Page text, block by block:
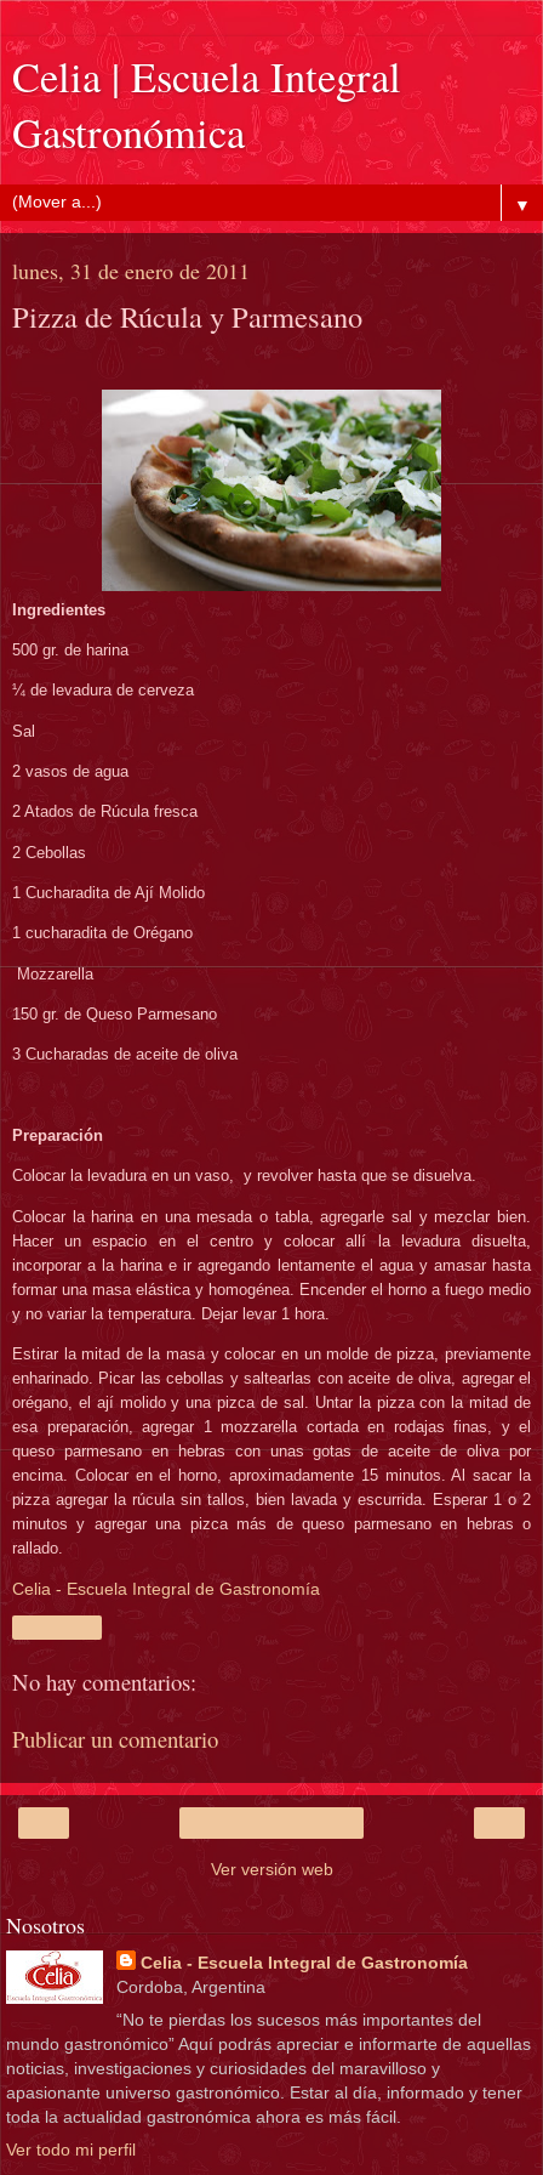
Celia | Escuela Integral
Gastronómica
▼
lunes, 31 de enero de 2011
Pizza de Rúcula y Parmesano
Ingredientes
500 gr. de harina
¼ de levadura de cerveza
Sal
2 vasos de agua
2 Atados de Rúcula fresca
2 Cebollas
1 Cucharadita de Ají Molido
1 cucharadita de Orégano
Mozzarella
150 gr. de Queso Parmesano
3 Cucharadas de aceite de oliva
Preparación
Colocar la levadura en un vaso, y revolver hasta que se disuelva.
Colocar la harina en una mesada o tabla, agregarle sal y mezclar bien.
Hacer un espacio en el centro y colocar allí la levadura disuelta,
incorporar a la harina e ir agregando lentamente el agua y amasar hasta
formar una masa elástica y homogénea. Encender el horno a fuego medio
y no variar la temperatura. Dejar levar 1 hora.
Estirar la mitad de la masa y colocar en un molde de pizza, previamente
enharinado. Picar las cebollas y saltearlas con aceite de oliva, agregar el
orégano, el ají molido y una pizca de sal. Untar la pizza con la mitad de
esa preparación, agregar 1 mozzarella cortada en rodajas finas, y el
queso parmesano en hebras con unas gotas de aceite de oliva por
encima. Colocar en el horno, aproximadamente 15 minutos. Al sacar la
pizza agregar la rúcula sin tallos, bien lavada y escurrida. Esperar 1 o 2
minutos y agregar una pizca más de queso parmesano en hebras o
rallado.
Celia - Escuela Integral de Gastronomía
No hay comentarios:
Publicar un comentario
Ver versión web
Nosotros
Celia - Escuela Integral de Gastronomía
Cordoba, Argentina
“No te pierdas los sucesos más importantes del
mundo gastronómico” Aquí podrás apreciar e informarte de aquellas
noticias, investigaciones y curiosidades del maravilloso y
apasionante universo gastronómico. Estar al día, informado y tener
toda la actualidad gastronómica ahora es más fácil.
Ver todo mi perfil